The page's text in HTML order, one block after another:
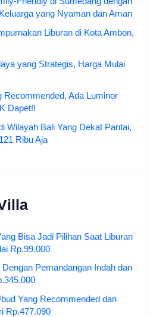
yang Nyaman dan Aman
Liburan di Kota Ambon,
yang Strategis, Harga Mulai
Recommended, Ada Luminor
Dapet!!
Wilayah Bali Yang Dekat Pantai,
Ribu Aja
Bisa Jadi Pilihan Saat Liburan
Rp.99.000
Dengan Pemandangan Indah dan
Yang Recommended dan
Rp.477.090